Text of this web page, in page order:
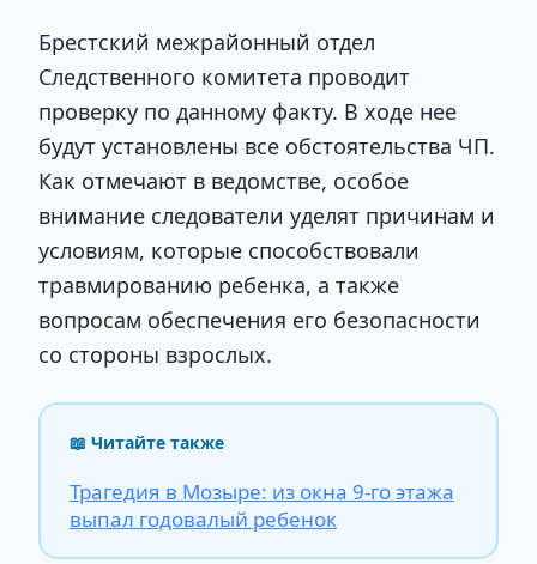
Брестский межрайонный отдел
Следственного комитета проводит
проверку по данному факту. В ходе нее
будут установлены все обстоятельства ЧП.
Как отмечают в ведомстве, особое
внимание следователи уделят причинам и
условиям, которые способствовали
травмированию ребенка, а также
вопросам обеспечения его безопасности
со стороны взрослых.
📖 Читайте также
Трагедия в Мозыре: из окна 9-го этажа
выпал годовалый ребенок